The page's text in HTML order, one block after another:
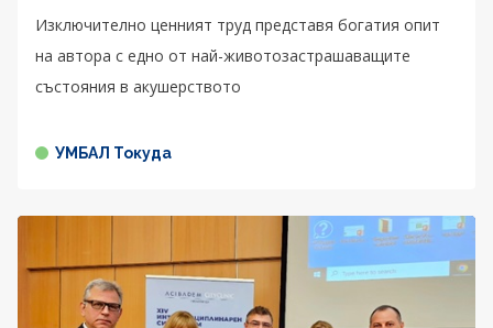
Изключително ценният труд представя богатия опит
на автора с едно от най-животозастрашаващите
състояния в акушерството
УМБАЛ Токуда